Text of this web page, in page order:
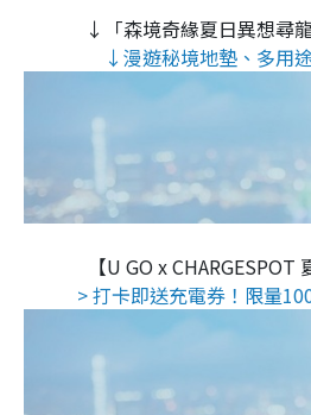
↓「森境奇緣夏日異想尋
↓漫遊秘境地墊、多用
【U GO x CHARGESPOT
> 打卡即送充電券！限量